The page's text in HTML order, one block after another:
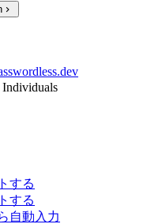
Individuals
する
する
自動入力